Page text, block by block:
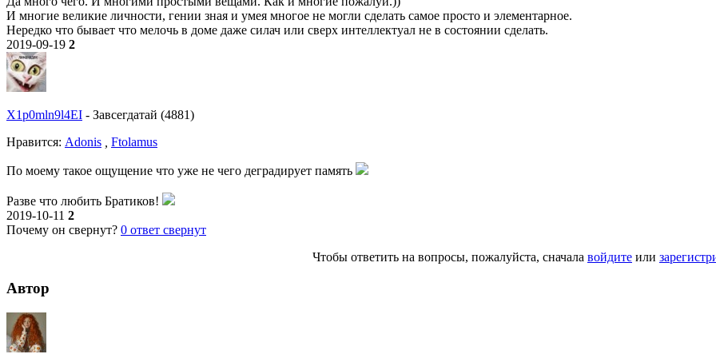
И многие великие личности, гении зная и умея многое не могли сделать самое просто и элементарное.
Нередко что бывает что мелочь в доме даже силач или сверх интеллектуал не в состоянии сделать.
2019-09-19 2
X1p0mln9l4EI - Завсегдатай (4881)
Нравитcя: Adonis Ftolamus
По моему такое ощущение что уже не чего деградирует память
Разве что любить Братиков!
2019-10-11 2
Почему он свернут? 0 ответ свернут
Чтобы ответить на вопросы, пожалуйста, сначала войдите или
Автор